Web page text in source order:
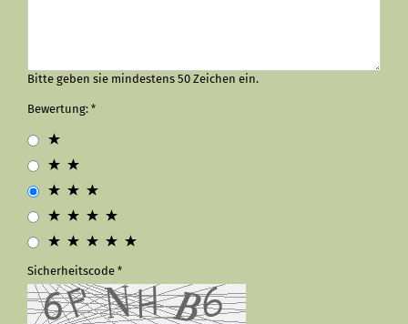
Bitte geben sie mindestens 50 Zeichen ein.
Bewertung:
Sicherheitscode